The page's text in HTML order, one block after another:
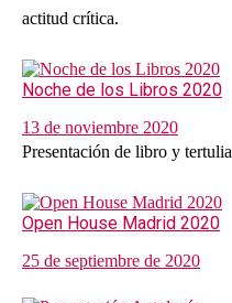
actitud crítica.
Noche de los Libros 2020
13 de noviembre 2020
Presentación de libro y tertulia
Open House Madrid 2020
25 de septiembre de 2020